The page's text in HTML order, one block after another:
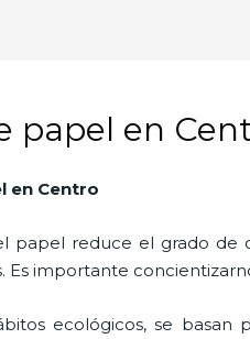
papel en
en Centro
papel reduce el grado de
Es importante
ecológicos, se